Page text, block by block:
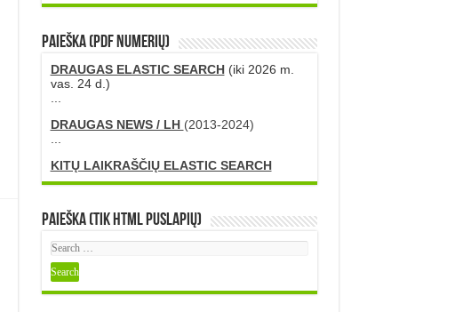
PAIEŠKA (PDF numerių)
DRAUGAS ELASTIC SEARCH(iki 2026 m.
vas. 24 d.)
...
DRAUGAS NEWS / LH (2013-2024)
...
KITŲ LAIKRAŠČIŲ ELASTIC SEARCH
Paieška (tik HTML puslapių)